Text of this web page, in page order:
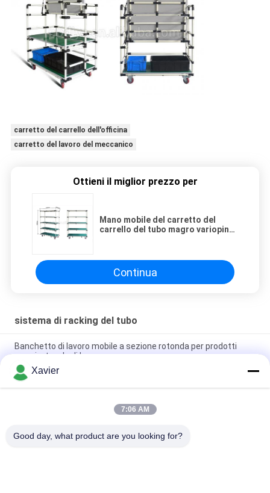
carretto del carrello dell'officina
carretto del lavoro del meccanico
Ottieni il miglior prezzo per
Mano mobile del carretto del
carrello del tubo magro variopinto
Continua
sistema di racking del tubo
Banchetto di lavoro mobile a sezione rotonda per prodotti
magri e tavolo di lavoro
Rivestimento colorato dello spruzzo del sistema di racking del
tubo del tubo per l'officina logistica
Personalizzazione magra rivestita di plastica dello scaffale
Xavier
7:06 AM
Good day, what product are you looking for?